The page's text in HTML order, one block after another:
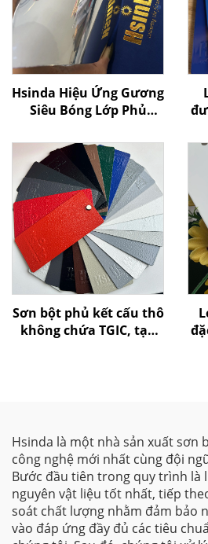
Hsinda Hiệu Ứng Gương
Siêu Bóng Lớp Phủ
Phủ Bột Công Nghệ
Nano Mạ Crom
Sơn bột phủ kết cấu thô
không chứa TGIC, tạo
Hsinda là một nhà sản xuất sơn
công nghệ mới nhất cùng đội
Bước đầu tiên trong quy trình là
nguyên vật liệu tốt nhất, tiếp
soát chất lượng nhằm đảm bảo
vào đáp ứng đầy đủ các tiêu